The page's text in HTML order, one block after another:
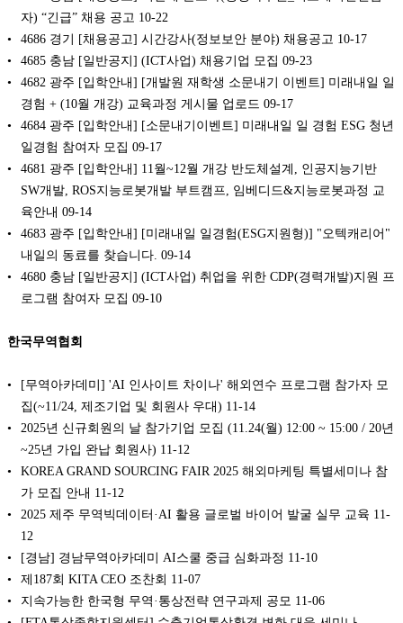
자) “긴급” 채용 공고 10-22
4686 경기 [채용공고] 시간강사(정보보안 분야) 채용공고 10-17
4685 충남 [일반공지] (ICT사업) 채용기업 모집 09-23
4682 광주 [입학안내] [개발원 재학생 소문내기 이벤트] 미래내일 일
경험 + (10월 개강) 교육과정 게시물 업로드 09-17
4684 광주 [입학안내] [소문내기이벤트] 미래내일 일 경험 ESG 청년
일경험 참여자 모집 09-17
4681 광주 [입학안내] 11월~12월 개강 반도체설계, 인공지능기반
SW개발, ROS지능로봇개발 부트캠프, 임베디드&지능로봇과정 교
육안내 09-14
4683 광주 [입학안내] [미래내일 일경험(ESG지원형)] "오텍캐리어"
내일의 동료를 찾습니다. 09-14
4680 충남 [일반공지] (ICT사업) 취업을 위한 CDP(경력개발)지원 프
로그램 참여자 모집 09-10
한국무역협회
[무역아카데미] 'AI 인사이트 차이나' 해외연수 프로그램 참가자 모
집(~11/24, 제조기업 및 회원사 우대) 11-14
2025년 신규회원의 날 참가기업 모집 (11.24(월) 12:00 ~ 15:00 / 20년
~25년 가입 완납 회원사) 11-12
KOREA GRAND SOURCING FAIR 2025 해외마케팅 특별세미나 참
가 모집 안내 11-12
2025 제주 무역빅데이터·AI 활용 글로벌 바이어 발굴 실무 교육 11-
12
[경남] 경남무역아카데미 AI스쿨 중급 심화과정 11-10
제187회 KITA CEO 조찬회 11-07
지속가능한 한국형 무역·통상전략 연구과제 공모 11-06